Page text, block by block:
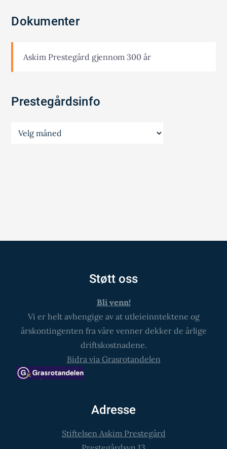
Dokumenter
Askim Prestegård gjennom 300 år
Prestegårdsinfo
Prestegårdsinfo
Støtt oss
Bli venn!
Vi er helt avhengige av at utleieinntektene og
årskontingenten fra våre venner dekker de årlige
driftskostnadene.
Bidra via Grasrotandelen
Adresse
Stiftelsen Askim Prestegård